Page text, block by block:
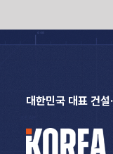
to
대한민국 대표 건설